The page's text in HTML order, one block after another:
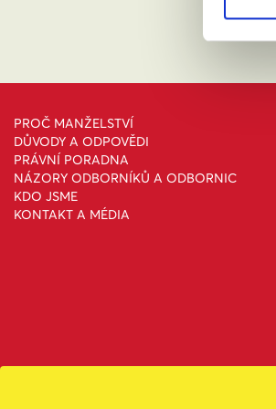
PROČ MANŽELSTVÍ
DŮVODY A ODPOVĚDI
PRÁVNÍ PORADNA
NÁZORY ODBORNÍKŮ A ODBORNIC
KDO JSME
KONTAKT A MÉDIA